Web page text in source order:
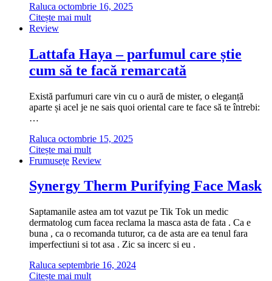
Raluca octombrie 16, 2025
Citește mai mult
Review
Lattafa Haya – parfumul care știe
cum să te facă remarcată
Există parfumuri care vin cu o aură de mister, o eleganță
aparte și acel je ne sais quoi oriental care te face să te întrebi:
…
Raluca octombrie 15, 2025
Citește mai mult
Frumusețe Review
Synergy Therm Purifying Face Mask
Saptamanile astea am tot vazut pe Tik Tok un medic
dermatolog cum facea reclama la masca asta de fata . Ca e
buna , ca o recomanda tuturor, ca de asta are ea tenul fara
imperfectiuni si tot asa . Zic sa incerc si eu .
Raluca septembrie 16, 2024
Citește mai mult